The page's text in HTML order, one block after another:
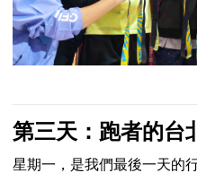
第三天：跑者的台
星期一，是我們最後一天的